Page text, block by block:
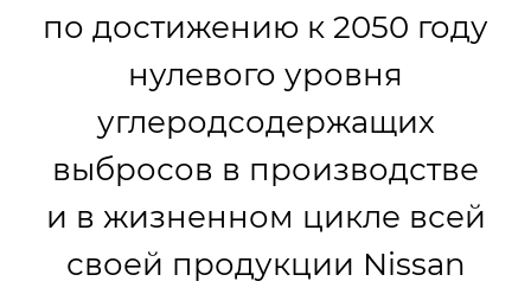
по достижению к 2050 году
нулевого уровня
углеродсодержащих
выбросов в производстве
и в жизненном цикле всей
своей продукции Nissan